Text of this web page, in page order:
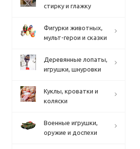
стирку и глажку
Фигурки животных,
мульт-герои и сказки
Деревянные лопаты,
игрушки, шнуровки
Куклы, кроватки и
коляски
Военные игрушки,
оружие и доспехи